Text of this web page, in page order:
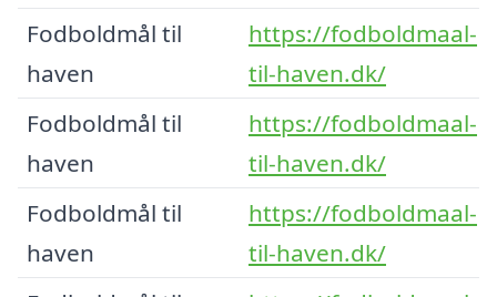
Fodboldmål til
haven
https://fodboldmaal-
til-haven.dk/
Fodboldmål til
haven
https://fodboldmaal-
til-haven.dk/
Fodboldmål til
haven
https://fodboldmaal-
til-haven.dk/